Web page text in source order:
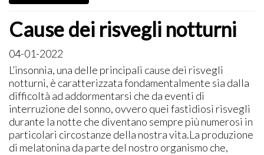
Cause dei risvegli notturni
04-01-2022
​L’insonnia, una delle principali cause dei risvegli
notturni, è caratterizzata fondamentalmente sia dalla
difficoltà ad addormentarsi che da eventi di
interruzione del sonno, ovvero quei fastidiosi risvegli
durante la notte che diventano sempre più numerosi in
particolari circostanze della nostra vita.La produzione
di melatonina da parte del nostro organismo che,